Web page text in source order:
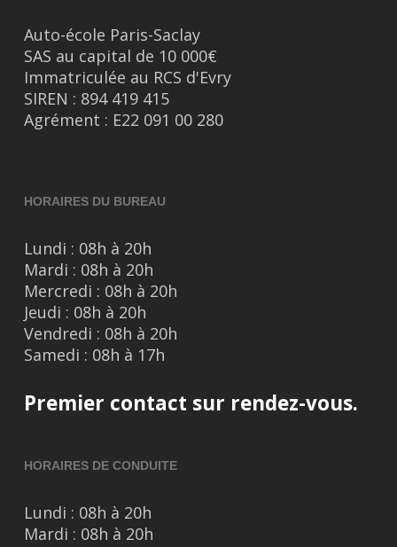
Auto-école Paris-Saclay
SAS au capital de 10 000€
Immatriculée au RCS d'Evry
SIREN : 894 419 415
Agrément : E22 091 00 280
HORAIRES DU BUREAU
Lundi : 08h à 20h
Mardi : 08h à 20h
Mercredi : 08h à 20h
Jeudi : 08h à 20h
Vendredi : 08h à 20h
Samedi : 08h à 17h
Premier contact sur rendez-vous.
HORAIRES DE CONDUITE
Lundi : 08h à 20h
Mardi : 08h à 20h